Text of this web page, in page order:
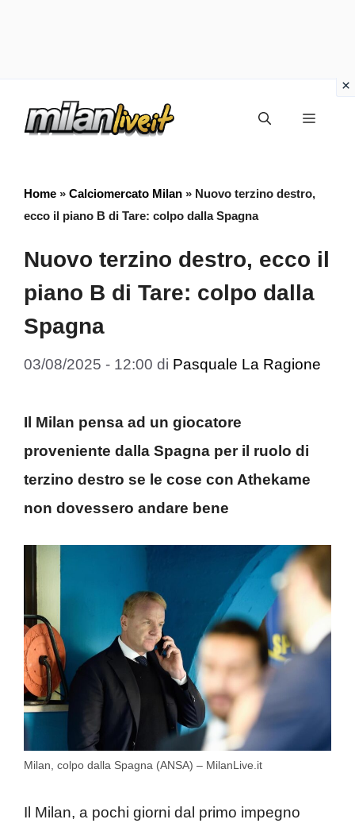
Menu
Home » Calciomercato Milan » Nuovo terzino destro,
ecco il piano B di Tare: colpo dalla Spagna
Nuovo terzino destro, ecco il
piano B di Tare: colpo dalla
Spagna
03/08/2025 - 12:00 di Pasquale La Ragione
Il Milan pensa ad un giocatore
proveniente dalla Spagna per il ruolo di
terzino destro se le cose con Athekame
non dovessero andare bene
Milan, colpo dalla Spagna (ANSA) – MilanLive.it
Il Milan, a pochi giorni dal primo impegno